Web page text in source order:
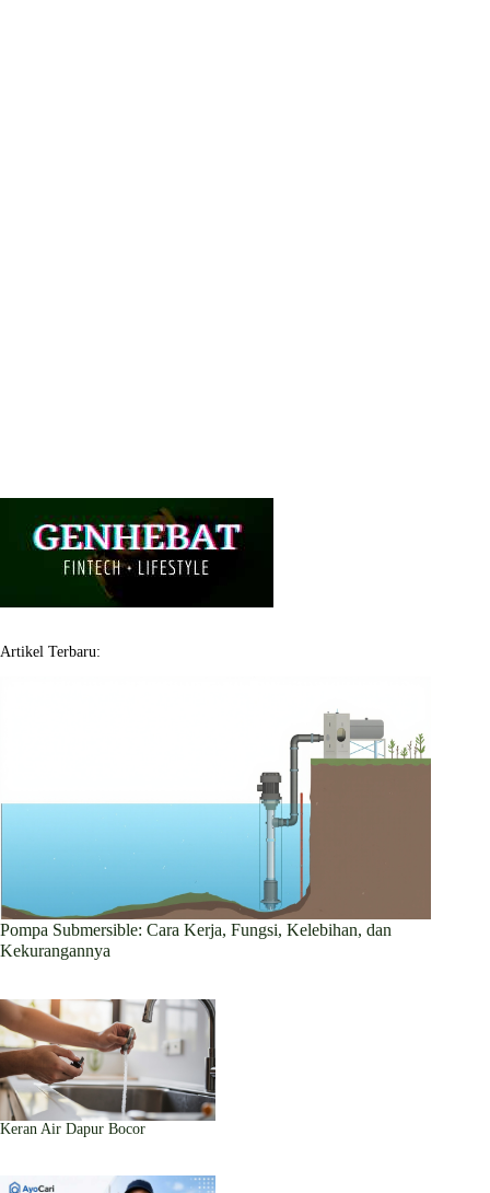
Artikel Terbaru:
Pompa Submersible: Cara Kerja, Fungsi, Kelebihan, dan
Kekurangannya
Keran Air Dapur Bocor